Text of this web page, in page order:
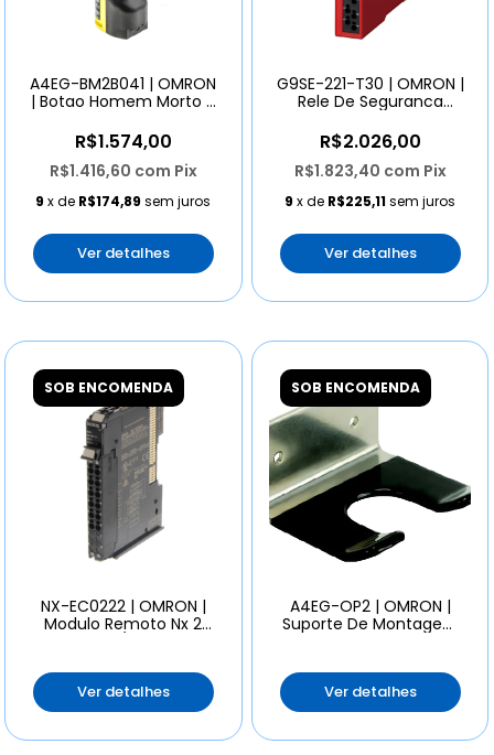
A4EG-BM2B041 | OMRON
| Botao Homem Morto 2
R$1.574,00
R$1.416,60 com Pix
9 x de R$174,89 sem juros
Ver detalhes
G9SE-221-T30 | OMRON |
Rele De Seguranca
R$2.026,00
R$1.823,40 com Pix
9 x de R$225,11 sem juros
Ver detalhes
SOB ENCOMENDA
NX-EC0222 | OMRON |
Modulo Remoto Nx 2
Ver detalhes
SOB ENCOMENDA
A4EG-OP2 | OMRON |
Suporte De Montagem
Ver detalhes